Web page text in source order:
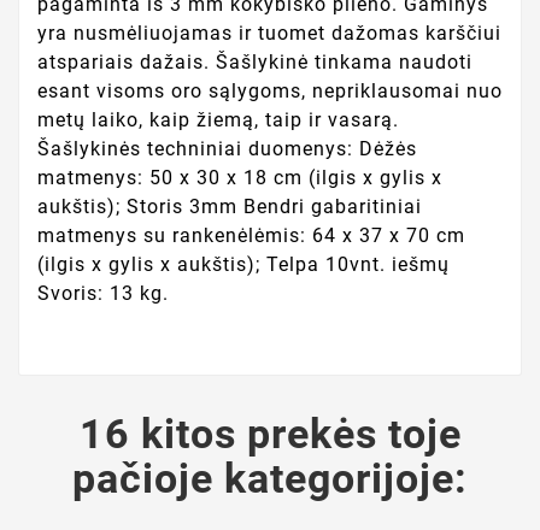
yra nusmėliuojamas ir tuomet dažomas karščiui
atspariais dažais. Šašlykinė tinkama naudoti
esant visoms oro sąlygoms, nepriklausomai nuo
metų laiko, kaip žiemą, taip ir vasarą.
Šašlykinės techniniai duomenys: Dėžės
matmenys: 50 x 30 x 18 cm (ilgis x gylis x
aukštis); Storis 3mm Bendri gabaritiniai
matmenys su rankenėlėmis: 64 x 37 x 70 cm
(ilgis x gylis x aukštis); Telpa 10vnt. iešmų
Svoris: 13 kg.
16 kitos prekės toje
pačioje kategorijoje: